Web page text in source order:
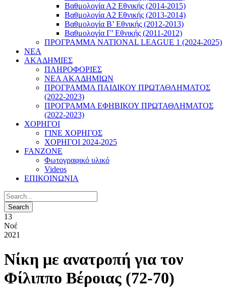
Βαθμολογία Α2 Εθνικής (2014-2015)
Βαθμολογία Α2 Εθνικής (2013-2014)
Βαθμολογία Β’ Εθνικής (2012-2013)
Βαθμολογία Γ’ Εθνικής (2011-2012)
ΠΡΟΓΡΑΜΜΑ NATIONAL LEAGUE 1 (2024-2025)
ΝΕΑ
ΑΚΑΔΗΜΙΕΣ
ΠΛΗΡΟΦΟΡΙΕΣ
ΝΕΑ ΑΚΑΔΗΜΙΩΝ
ΠΡΟΓΡΑΜΜΑ ΠΑΙΔΙΚΟΥ ΠΡΩΤΑΘΛΗΜΑΤΟΣ
(2022-2023)
ΠΡΟΓΡΑΜΜΑ ΕΦΗΒΙΚΟΥ ΠΡΩΤΑΘΛΗΜΑΤΟΣ
(2022-2023)
ΧΟΡΗΓΟΙ
ΓΙΝΕ ΧΟΡΗΓΟΣ
ΧΟΡΗΓΟΙ 2024-2025
FANZONE
Φωτογραφικό υλικό
Videos
ΕΠΙΚΟΙΝΩΝΙΑ
13
Νοέ
2021
Νίκη με ανατροπή για τον
Φίλιππο Βέροιας (72-70)